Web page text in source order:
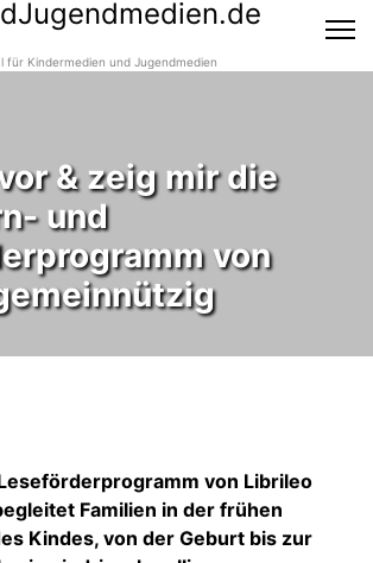
für Kindermedien und Jugendmedien
& zeig mir die
und
von
von Librileo
Familien in der frühen
Kindes, von der Geburt bis zur